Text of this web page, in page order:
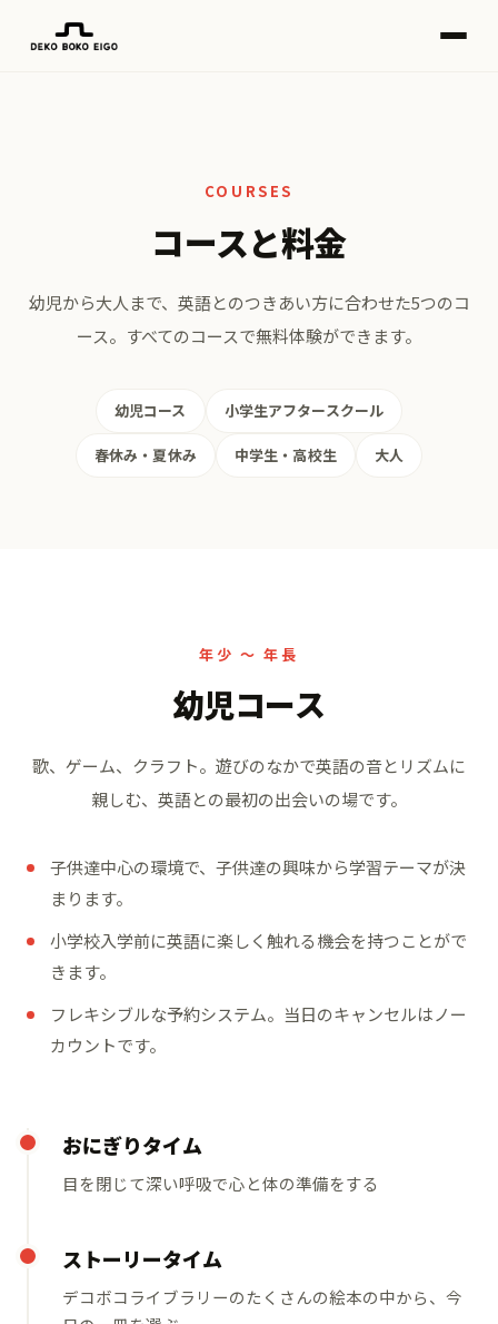
COURSES
コースと料金
幼児から大人まで、英語とのつきあい方に合わせた5つのコ
ース。 すべてのコースで無料体験ができます。
幼児コース 小学生アフタースクール
春休み・夏休み 中学生・高校生 大人
年少 〜 年長
幼児コース
歌、ゲーム、クラフト。 遊びのなかで英語の音とリズムに
親しむ、英語との最初の出会いの場です。
子供達中心の環境で、子供達の興味から学習テーマが決
まります。
小学校入学前に英語に楽しく触れる機会を持つことがで
きます。
フレキシブルな予約システム。当日のキャンセルはノー
カウントです。
おにぎりタイム
目を閉じて深い呼吸で心と体の準備をする
ストーリータイム
デコボコライブラリーのたくさんの絵本の中から、今